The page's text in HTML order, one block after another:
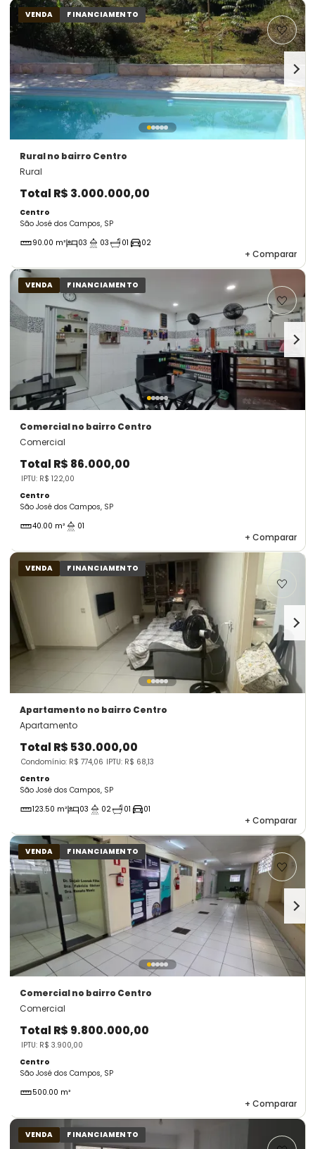
VENDA FINANCIAMENTO
Ruralno bairro Centro
Rural
Total R$ 3.000.000,00
Centro
São José dos Campos, SP
90.00 m²
03 03 01 02
+ Comparar
VENDA FINANCIAMENTO
Comercialno bairro Centro
Comercial
Total R$ 86.000,00
IPTU: R$ 122,00
Centro
São José dos Campos, SP
40.00 m²
01
+ Comparar
VENDA FINANCIAMENTO
Apartamento no bairro Centro
Apartamento
Total R$ 530.000,00
Condomínio: R$ 774,06 IPTU: R$ 68,13
Centro
São José dos Campos, SP
123.50 m²
03 02 01 01
+ Comparar
VENDA FINANCIAMENTO
Comercialno bairro Centro
Comercial
Total R$ 9.800.000,00
IPTU: R$ 3.900,00
Centro
São José dos Campos, SP
500.00 m²
+ Comparar
VENDA FINANCIAMENTO